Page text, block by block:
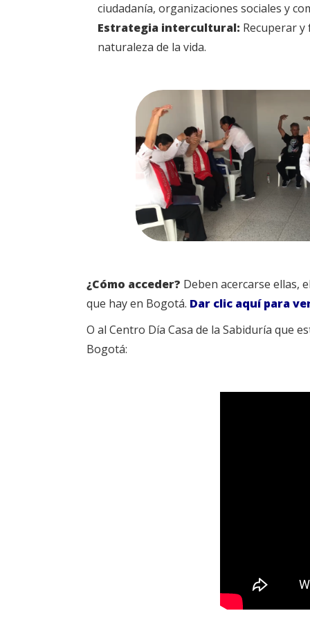
ciudadanía, organizaciones sociales y
Estrategia intercultural: Recuperar
naturaleza de la vida.
¿Cómo acceder? Deben acercarse ellas,
que hay en Bogotá. Dar clic aquí para
O al Centro Día Casa de la Sabiduría que
Bogotá: